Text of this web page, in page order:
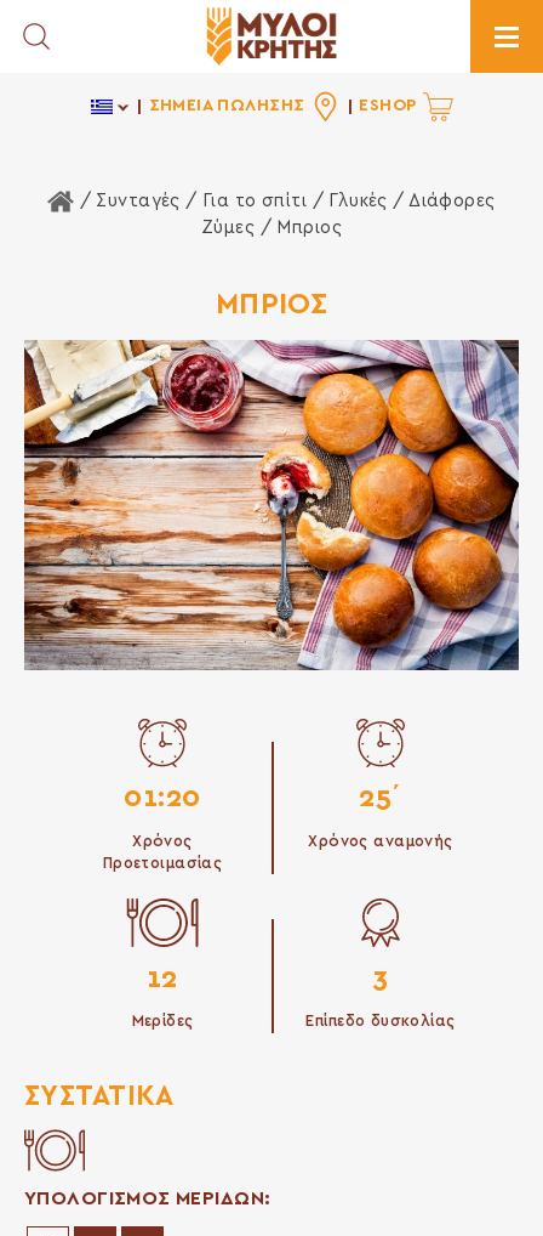
Toggle Search
ΣΗΜΕΙΑ ΠΩΛΗΣΗΣ ESHOP
Αρχική Σελίδα
/ Συνταγές / Για το σπίτι / Γλυκές /Διάφορες
Ζύμες / Μπριος
ΜΠΡΙΟΣ
01:20
Χρόνος
Προετοιμασίας
25΄
Χρόνος αναμονής
12
Μερίδες
3
Επίπεδο δυσκολίας
ΣΥΣΤΑΤΙΚΆ
ΥΠΟΛΟΓΙΣΜΟΣ ΜΕΡΙΔΩΝ: